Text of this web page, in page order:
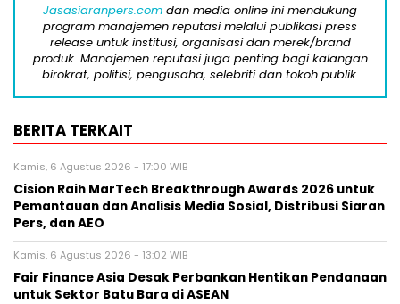
Jasasiaranpers.com dan media online ini mendukung
program manajemen reputasi melalui publikasi press
release untuk institusi, organisasi dan merek/brand
produk. Manajemen reputasi juga penting bagi kalangan
birokrat, politisi, pengusaha, selebriti dan tokoh publik.
BERITA TERKAIT
Kamis, 6 Agustus 2026 - 17:00 WIB
Cision Raih MarTech Breakthrough Awards 2026 untuk
Pemantauan dan Analisis Media Sosial, Distribusi Siaran
Pers, dan AEO
Kamis, 6 Agustus 2026 - 13:02 WIB
Fair Finance Asia Desak Perbankan Hentikan Pendanaan
untuk Sektor Batu Bara di ASEAN